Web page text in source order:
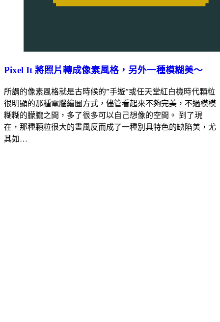
Pixel It 將照片轉成像素風格，另外一種模糊美～
所謂的像素風格就是古時候的”手遊”或任天堂紅白機時代顆粒
很明顯的那種電腦繪圖方式，儘管看起來不夠完美，不過模模
糊糊的朦朧之間，多了很多可以自己想像的空間。 到了現
在，那種顆粒很大的畫風反而成了一種別具特色的缺陷美，尤
其如…